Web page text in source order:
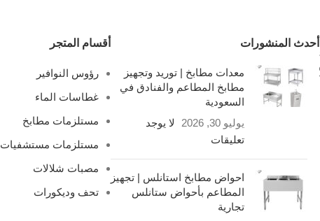
أحدث المنشورات
معدات مطابخ | توريد وتجهيز
مطابخ المطاعم والفنادق في
السعودية
يوليو 30, 2026
لا يوجد
تعليقات
احواض مطابخ استانلس | تجهيز
المطاعم بأحواض ستانلس
تجارية
أقسام المتجر
رؤوس النوافير
غطاسات الماء
مستلزمات مطابخ
مستلزمات مستشفيات
مصبات شلالات
تحف وديكورات